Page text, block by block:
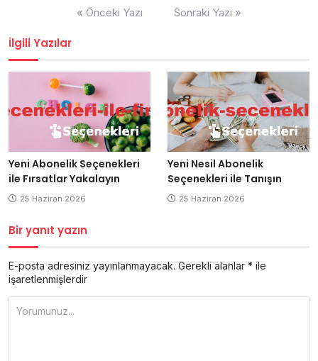
« Önceki Yazı Sonraki Yazı »
İlgili Yazılar
Yeni Abonelik Seçenekleri
ile Fırsatlar Yakalayın
25 Haziran 2026
Yeni Nesil Abonelik
Seçenekleri ile Tanışın
25 Haziran 2026
Bir yanıt yazın
E-posta adresiniz yayınlanmayacak. Gerekli alanlar * ile
işaretlenmişlerdir